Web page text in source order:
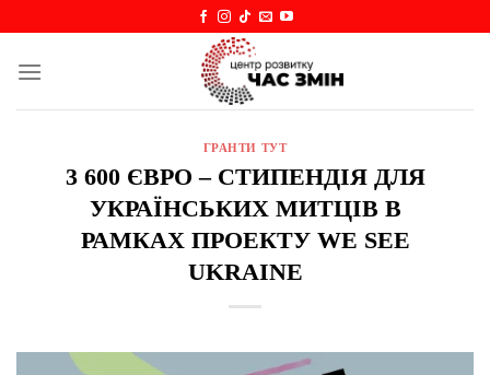
content
ГРАНТИ ТУТ
3 600 ЄВРО – СТИПЕНДІЯ ДЛЯ
УКРАЇНСЬКИХ МИТЦІВ В
РАМКАХ ПРОЕКТУ WE SEE
UKRAINE